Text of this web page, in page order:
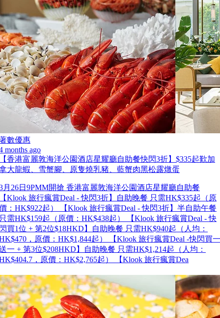
數優惠
months ago
香港富麗敦海洋公園酒店星耀廳自助餐快閃3折】$335起歎加
大龍蝦、雪蟹腳、原隻燒乳豬、藍蟹肉黑松露燉蛋
月26日9PMM開搶 香港富麗敦海洋公園酒店星耀廳自助餐
Klook 旅行瘋賞Deal - 快閃3折】自助晚餐 只需HK$335起（原
：HK$922起） 【Klook 旅行瘋賞Deal - 快閃3折】半自助午餐
需HK$159起（原價：HK$438起） 【Klook 旅行瘋賞Deal - 快
買1位 + 第2位$18HKD】自助晚餐 只需HK$940起（人均：
，原價：HK$1,844起） 【Klook 旅行瘋賞Deal -快閃買一
一 + 第3位$208HKD】自助晚餐 只需HK$1,214起（人均：
，原價：HK$2,765起） 【Klook 旅行瘋賞Dea